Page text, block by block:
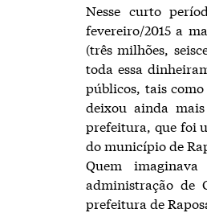
Nesse curto
fevereiro/2015 a
(três milhões,
toda essa
públicos, tais
deixou ainda
prefeitura, que foi
do município de
Quem
administração de
prefeitura de